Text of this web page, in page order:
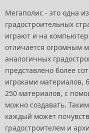
Мегаполис - это одна
градостроительных
играют и на
отличается огромным
аналогичных
представлено более
игроками материалов,
250 материалов, с
можно создавать.
каждый может
градостроителем и